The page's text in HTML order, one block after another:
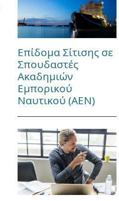
Επίδομα Σίτισης σε
Σπουδαστές
Ακαδημιών
Εμπορικού
Ναυτικού (ΑΕΝ)